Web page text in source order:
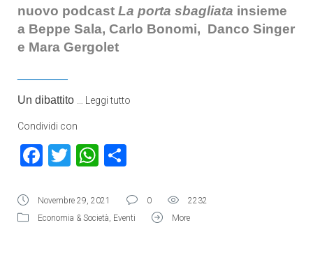
nuovo podcast La porta sbagliata insieme
a Beppe Sala, Carlo Bonomi, Danco Singer
e Mara Gergolet
Un dibattito Leggi tutto
Condividi con
Facebook
TwitterWhatsApp
Novembre 29, 2021 0
2232
Economia & Società, Eventi More